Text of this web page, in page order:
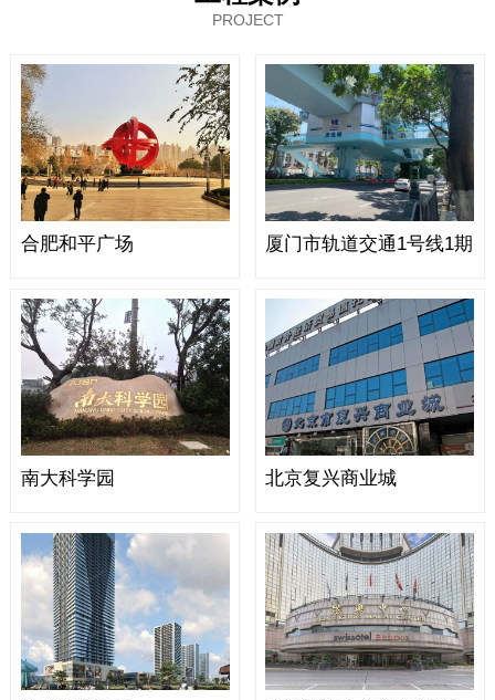
PROJECT
合肥和平广场 厦门市轨道交通1号线1期
南大科学园 北京复兴商业城